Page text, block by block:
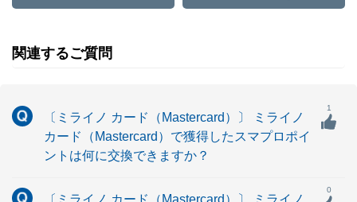
関連するご質問
〔ミライノ カード（Mastercard）〕 ミライノ
カード（Mastercard）で獲得したスマプロポイ
ントは何に交換できますか？
1
〔ミライノ カード（Mastercard）〕 ミライノ
0